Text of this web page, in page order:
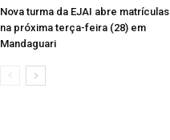
Nova turma da EJAI abre matrículas
na próxima terça-feira (28) em
Mandaguari